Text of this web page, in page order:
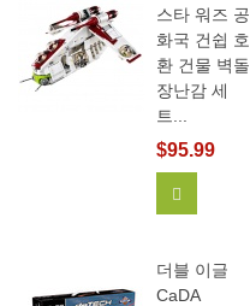
스타 워즈 공
화국 건쉽 호
환 건물 벽돌
장난감 세
트...
$95.99
더블 이글
CaDA